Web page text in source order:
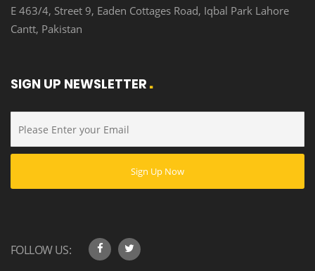
E 463/4, Street 9, Eaden Cottages Road, Iqbal Park Lahore
Cantt, Pakistan
SIGN UP NEWSLETTER
FOLLOW US: